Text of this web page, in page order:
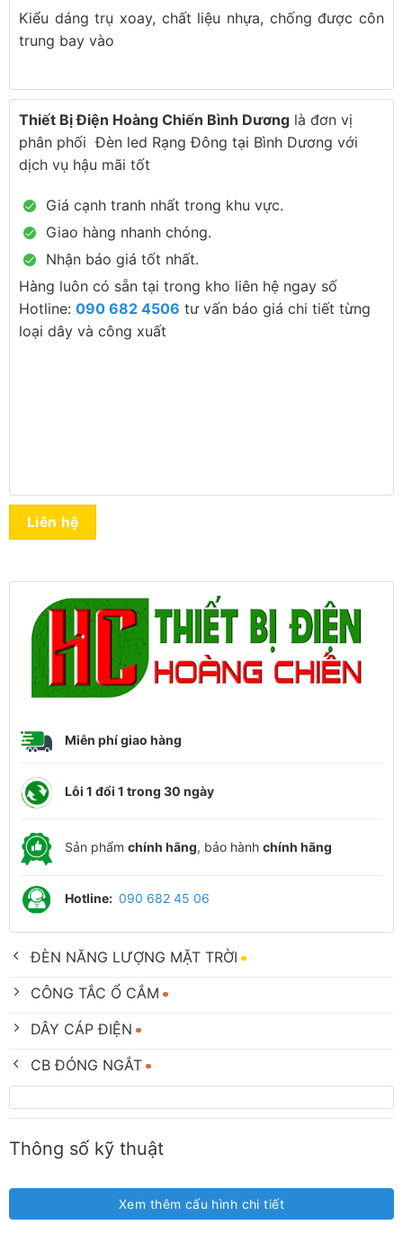
Kiểu dáng trụ xoay, chất liệu nhựa, chống được côn
trung bay vào
Thiết Bị Điện Hoàng Chiến Bình Dương là đơn vị
phân phối Đèn led Rạng Đông tại Bình Dương với
dịch vụ hậu mãi tốt
Giá cạnh tranh nhất trong khu vực.
Giao hàng nhanh chóng.
Nhận báo giá tốt nhất.
Hàng luôn có sẵn tại trong kho liên hệ ngay số
Hotline: 090 682 4506 tư vấn báo giá chi tiết từng
loại dây và công xuất
Liên hệ
Miễn phí giao hàng
Lỗi 1 đổi 1 trong 30 ngày
Sản phẩm chính hãng, bảo hành chính hãng
Hotline: 090 682 45 06
ĐÈN NĂNG LƯỢNG MẶT TRỜI
CÔNG TẮC Ổ CẮM
DÂY CÁP ĐIỆN
CB ĐÓNG NGẮT
Thông số kỹ thuật
Xem thêm cấu hình chi tiết